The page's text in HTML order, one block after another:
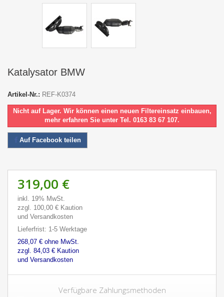
Katalysator BMW
Artikel-Nr.: REF-K0374
Nicht auf Lager. Wir können einen neuen Filtereinsatz einbauen,
mehr erfahren Sie unter Tel. 0163 83 67 107.
Auf Facebook teilen
319,00 €
inkl. 19% MwSt.
zzgl. 100,00 € Kaution
und Versandkosten
Lieferfrist: 1-5 Werktage
268,07 € ohne MwSt.
zzgl. 84,03 € Kaution
und Versandkosten
Verfügbare Zahlungsmethoden